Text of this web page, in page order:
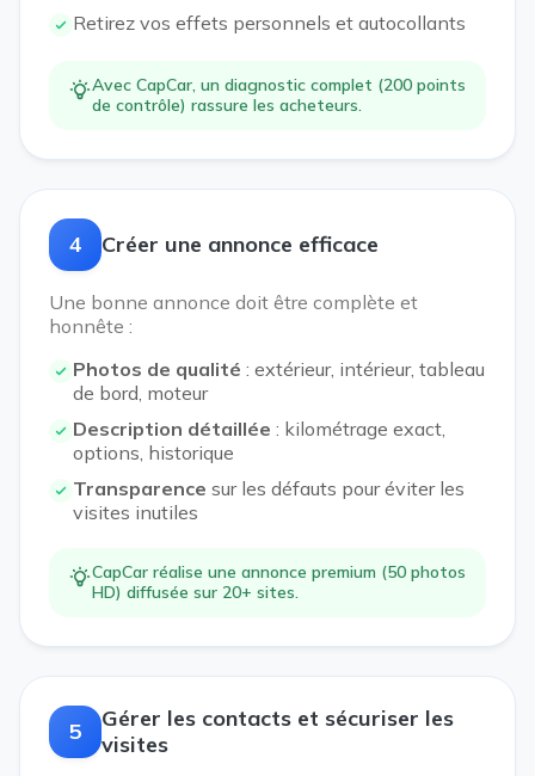
Retirez vos effets personnels et autocollants
Avec CapCar, un diagnostic complet (200 points
de contrôle) rassure les acheteurs.
4 Créer une annonce efficace
Une bonne annonce doit être complète et
honnête :
Photos de qualité : extérieur, intérieur, tableau
de bord, moteur
Description détaillée : kilométrage exact,
options, historique
Transparence sur les défauts pour éviter les
visites inutiles
CapCar réalise une annonce premium (50 photos
HD) diffusée sur 20+ sites.
5
Gérer les contacts et sécuriser les
visites